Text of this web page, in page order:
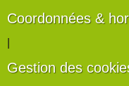
Coordonnées &
Gestion des